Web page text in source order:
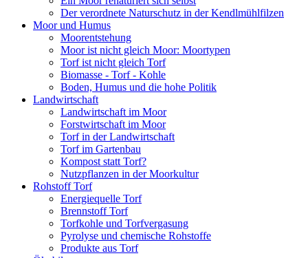
Der verordnete Naturschutz in der Kendlmühlfilzen
Moor und Humus
Moorentstehung
Moor ist nicht gleich Moor: Moortypen
Torf ist nicht gleich Torf
Biomasse - Torf - Kohle
Boden, Humus und die hohe Politik
Landwirtschaft
Landwirtschaft im Moor
Forstwirtschaft im Moor
Torf in der Landwirtschaft
Torf im Gartenbau
Kompost statt Torf?
Nutzpflanzen in der Moorkultur
Rohstoff Torf
Energiequelle Torf
Brennstoff Torf
Torfkohle und Torfvergasung
Pyrolyse und chemische Rohstoffe
Produkte aus Torf